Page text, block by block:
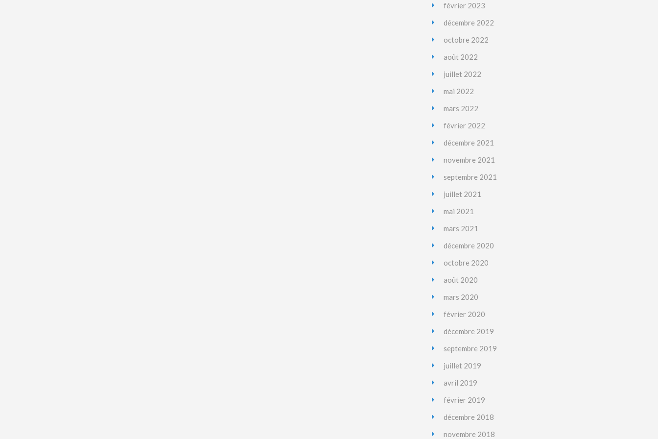
février 2023
décembre 2022
octobre 2022
août 2022
juillet 2022
mai 2022
mars 2022
février 2022
décembre 2021
novembre 2021
septembre 2021
juillet 2021
mai 2021
mars 2021
décembre 2020
octobre 2020
août 2020
mars 2020
février 2020
décembre 2019
septembre 2019
juillet 2019
avril 2019
février 2019
décembre 2018
novembre 2018